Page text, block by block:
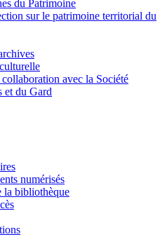
du Patrimoine
sur le patrimoine territorial du
avec la Société
et du Gard
numérisés
la bibliothèque